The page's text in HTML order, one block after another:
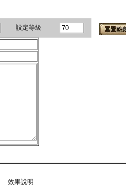
設定等級
效果說明